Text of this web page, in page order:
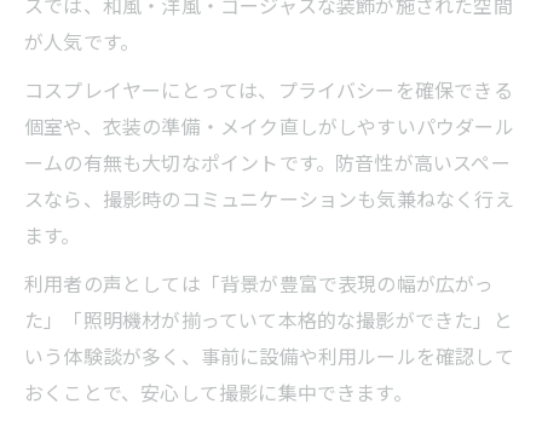
が人気です。
コスプレイヤーにとっては、プライバシーを確保できる
個室や、衣装の準備・メイク直しがしやすいパウダール
ームの有無も大切なポイントです。防音性が高いスペー
スなら、撮影時のコミュニケーションも気兼ねなく行え
ます。
利用者の声としては「背景が豊富で表現の幅が広がっ
た」「照明機材が揃っていて本格的な撮影ができた」と
いう体験談が多く、事前に設備や利用ルールを確認して
おくことで、安心して撮影に集中できます。